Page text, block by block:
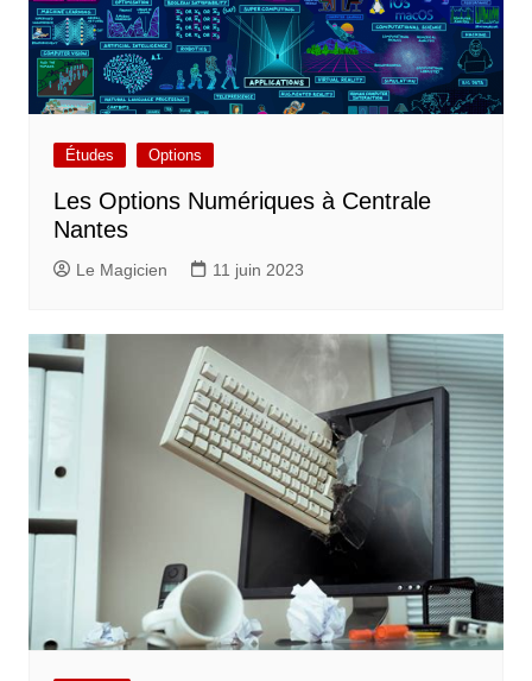
Études Options
Les Options Numériques à Centrale
Nantes
Le Magicien 11 juin 2023